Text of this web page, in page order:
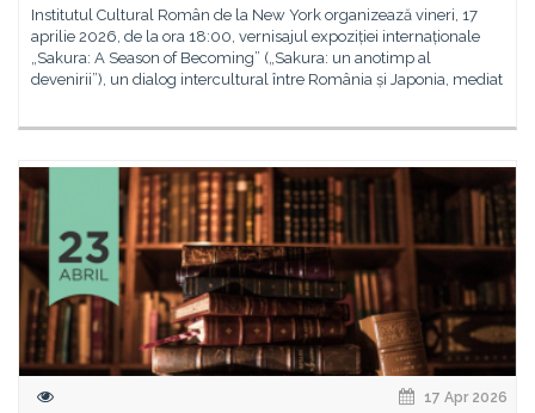
Institutul Cultural Român de la New York organizează vineri, 17
aprilie 2026, de la ora 18:00, vernisajul expoziției internaționale
„Sakura: A Season of Becoming” („Sakura: un anotimp al
devenirii”), un dialog intercultural între România și Japonia, mediat
17 Apr 2026